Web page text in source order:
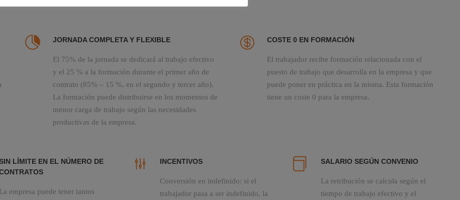
JORNADA COMPLETA Y FLEXIBLE
El 75% de la jornada se dedicará al trabajo efectivo
y el 25 % a la formación durante el primer año de
contrato (85% – 15 %, en el segundo y tercer año).
La formación puede distribuirse en los momentos de
menor carga de trabajo según las necesidades
productivas de la empresa.
COSTE 0 EN FORMACIÓN
El trabajador recibe formación relacionada con el
puesto de trabajo que desarrolla en la empresa y que
puede poner en práctica en la misma. Esta formación
tiene un coste 0 para la empresa.
LÍMITE EN EL NÚMERO DE
La empresa puede tener tantos
INCENTIVOS
Conversión en indefinido: si el
trabajador pasa a ser indefinido, la
SALARIO SEGÚN CONVENIO
La retribución se calcula según el
tiempo de trabajo efectivo y el